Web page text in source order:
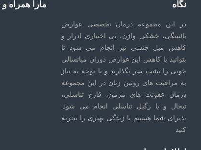
نگاه
در این مجموعه درمان تخصصی عوارض
یائسگی، خشکی واژن، بی اختیاری ادرار و
کاهش میل جنسی نیز انجام می شود تا
بتوانید با کاهش این عوارض دوران میانسالی
خوبی را پشت سر بگذارید و با توجه به نیاز
به مراقبت های روتین زنان در این مجموعه
درمان عفونت های مزمن، قارچ تناسلی،
تبخال و یا زگیل تناسلی انجام می شود.
پذیرای شما هستیم تا زندگی بهتری را تجربه
کنید
مارا همراه و